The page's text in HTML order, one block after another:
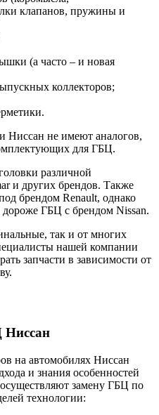
клапанов, пружины и
(а часто – и новая
коллекторов;
Ниссан не имеют аналогов,
для ГБЦ.
различной
и других брендов. Также
брендом Renault, однако
ГБЦ с брендом Nissan.
так и от многих
нашей компании
запчасти в зависимости от
Ниссан
на автомобилях Ниссан
и знания особенностей
замену ГБЦ по
технологии: